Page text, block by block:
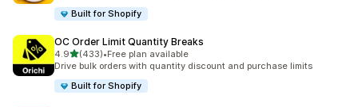
Built for Shopify
OC Order Limit Quantity Breaks
4.95つ星中
(433)
合計レビュー数：433件
•Free plan available
Drive bulk orders with quantity discount and purchase limits
Built for Shopify